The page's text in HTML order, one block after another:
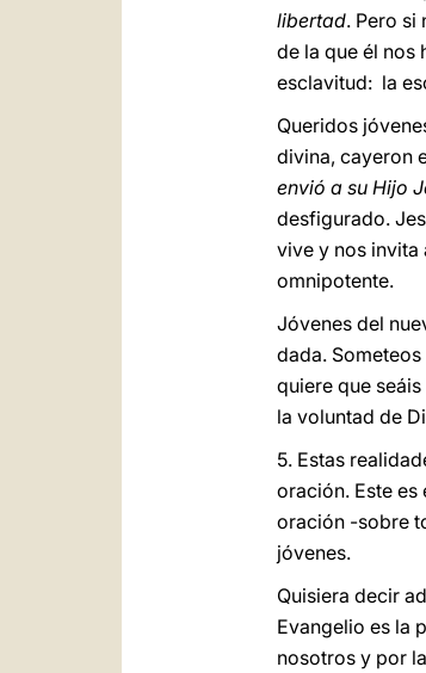
libertad. Pero si
de la que él nos
esclavitud: la
Queridos
divina, cayeron
envió a su Hijo
desfigurado.
vive y nos invita
omnipotente.
Jóvenes del
dada.
quiere que
la voluntad de
5. Estas
oración. Este
oración -sobre
jóvenes.
Quisiera decir
Evangelio es la
nosotros y por